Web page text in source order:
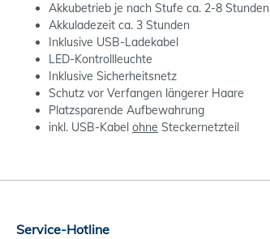
Akkubetrieb je nach Stufe ca. 2-8 Stunden
Akkuladezeit ca. 3 Stunden
Inklusive USB-Ladekabel
LED-Kontrollleuchte
Inklusive Sicherheitsnetz
Schutz vor Verfangen längerer Haare
Platzsparende Aufbewahrung
inkl. USB-Kabel ohne Steckernetzteil
Service-Hotline